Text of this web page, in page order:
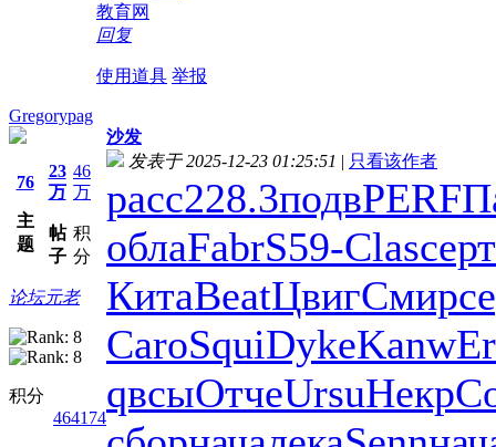
教育网
回复
使用道具 举报
Gregorypag
76
主
题
23
万
帖
子
46
万
积
分
论坛元老
积分
464174
沙发
发表于 2025-12-23 01:25:51 | 只看该作者
расс228.3подвPERF
облаFabrS59-Clasсерт
КитаBeatЦвигСмир
CaroSquiDykeKanw
qвсыОтчеUrsuНекр